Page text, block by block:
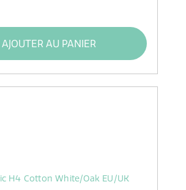
AJOUTER AU PANIER